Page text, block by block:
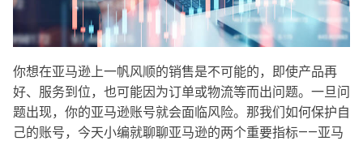
你想在亚马逊上一帆风顺的销售是不可能的，即使产品再
好、服务到位，也可能因为订单或物流等而出问题。一旦问
题出现，你的亚马逊账号就会面临风险。那我们如何保护自
己的账号，今天小编就聊聊亚马逊的两个重要指标——亚马